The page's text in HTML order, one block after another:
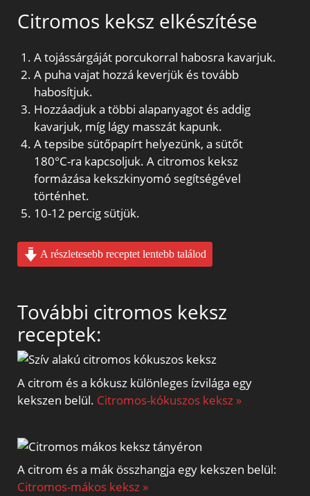
Citromos keksz elkészítése
A tojássárgáját porcukorral habosra kavarjuk.
A puha vajat hozzá keverjük és tovább
habosítjuk.
Hozzáadjuk a többi alapanyagot és addig
kavarjuk, míg lágy masszát kapunk.
A tepsibe sütőpapírt helyezünk, a sütőt
180°C-ra kapcsoljuk. A citromos keksz
formázása kekszkinyomó segítségével
történhet.
10-12 percig sütjük.
A részletesebb receptet lentebb találod
További citromos keksz
receptek:
A citrom és a kókusz különleges ízvilága egy
kekszen belül. Citromos-kókuszos keksz »
A citrom és a mák összhangja egy kekszen belül:
Citromos-mákos keksz »